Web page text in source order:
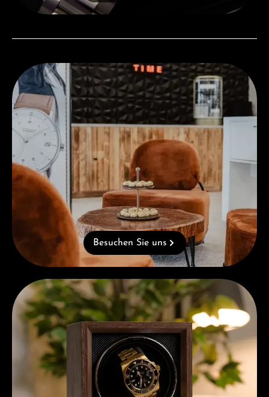
Besuchen Sie uns
Besuchen Sie uns
Kostenloses Geschenk ab einem Einkauf von 1.000 €